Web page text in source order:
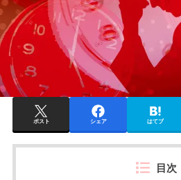
ポスト シェア はてブ
目次